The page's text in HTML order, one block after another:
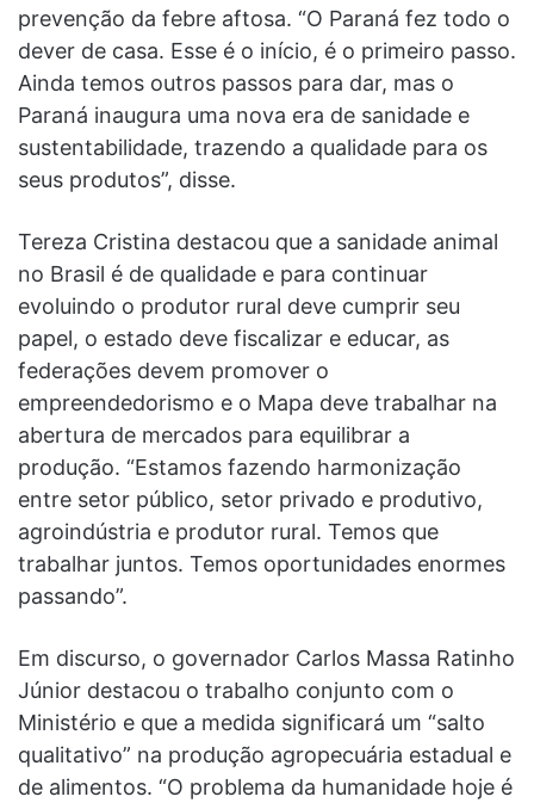
prevenção da febre aftosa. “O Paraná fez todo o
dever de casa. Esse é o início, é o primeiro passo.
Ainda temos outros passos para dar, mas o
Paraná inaugura uma nova era de sanidade e
sustentabilidade, trazendo a qualidade para os
seus produtos”, disse.
Tereza Cristina destacou que a sanidade animal
no Brasil é de qualidade e para continuar
evoluindo o produtor rural deve cumprir seu
papel, o estado deve fiscalizar e educar, as
federações devem promover o
empreendedorismo e o Mapa deve trabalhar na
abertura de mercados para equilibrar a
produção. “Estamos fazendo harmonização
entre setor público, setor privado e produtivo,
agroindústria e produtor rural. Temos que
trabalhar juntos. Temos oportunidades enormes
passando”.
Em discurso, o governador Carlos Massa Ratinho
Júnior destacou o trabalho conjunto com o
Ministério e que a medida significará um “salto
qualitativo” na produção agropecuária estadual e
de alimentos. “O problema da humanidade hoje é